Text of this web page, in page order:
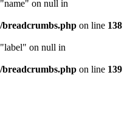
on null in
breadcrumbs.php on line 138
on null in
breadcrumbs.php on line 139